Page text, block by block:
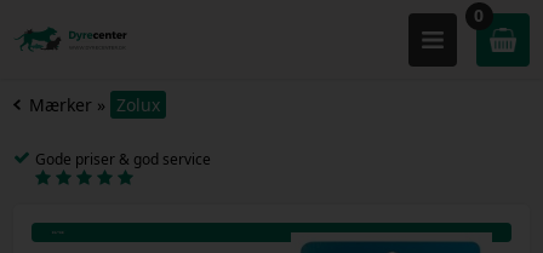
0
Mærker » Zolux
Gode priser & god service